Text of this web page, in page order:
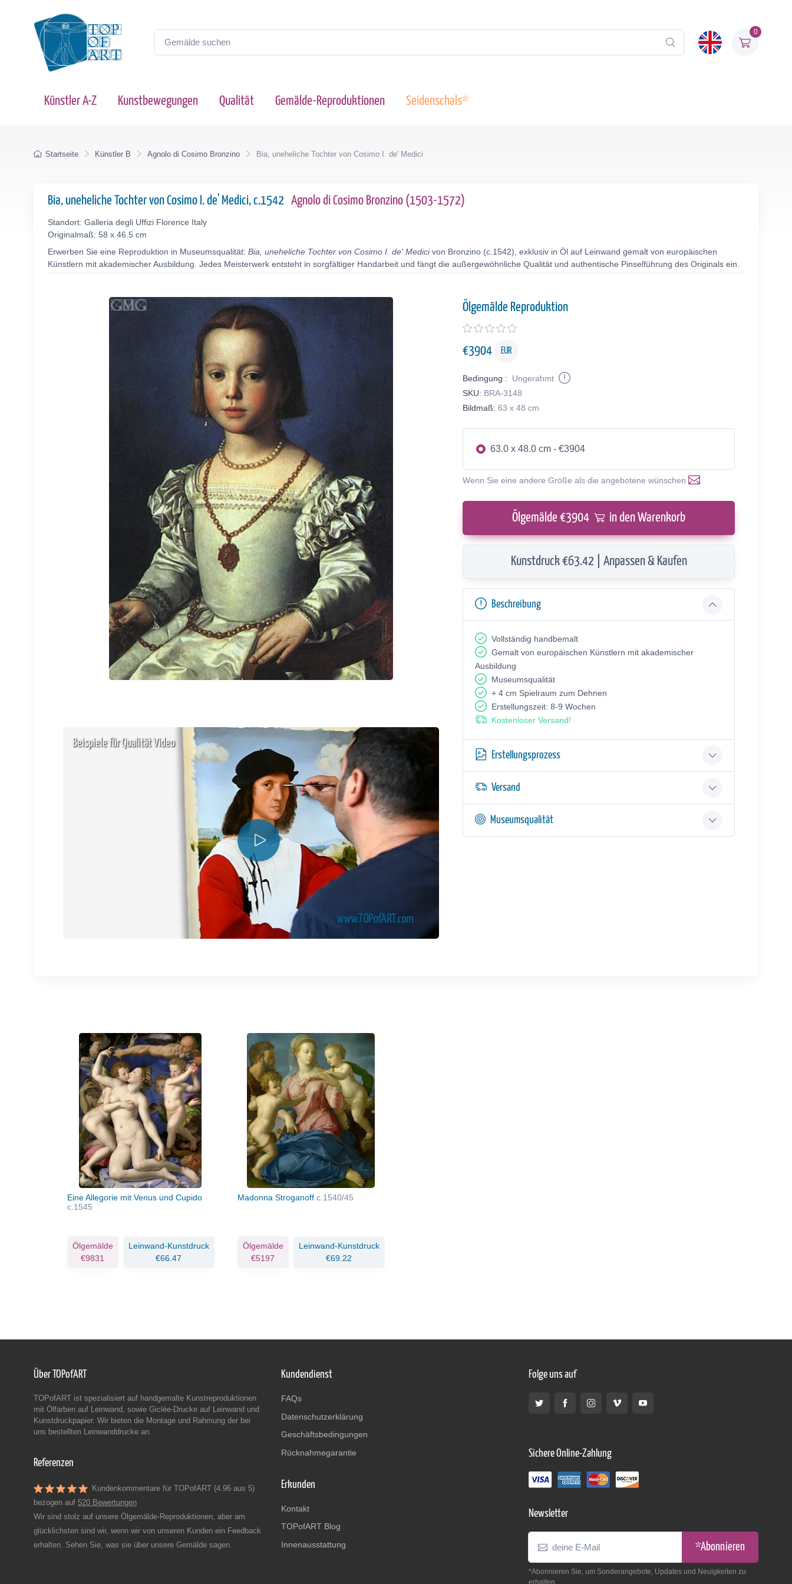
0
Künstler A-Z Kunstbewegungen Qualität Gemälde-Reproduktionen Seidenschals*
Startseite Künstler B Agnolo di Cosimo Bronzino Bia, uneheliche Tochter von Cosimo I. de' Medici
Bia, uneheliche Tochter von Cosimo I. de' Medici, c.1542 Agnolo di Cosimo Bronzino (1503-1572)
Standort: Galleria degli Uffizi Florence Italy
Originalmaß: 58 x 46.5 cm
Erwerben Sie eine Reproduktion in Museumsqualität: Bia, uneheliche Tochter von Cosimo I. de' Medicivon Bronzino (c.1542), exklusiv in Öl auf Leinwand gemalt von europäischen
Künstlern mit akademischer Ausbildung. Jedes Meisterwerk entsteht in sorgfältiger Handarbeit und fängt die außergewöhnliche Qualität und authentische Pinselführung des Originals ein.
Beispiele für Qualität Video
Ölgemälde Reproduktion
€3904 EUR
Bedingung :
Ungerahmt
SKU: BRA-3148
Bildmaß: 63 x 48 cm
63.0 x 48.0 cm - €3904
Wenn Sie eine andere Größe als die angebotene wünschen
Ölgemälde €3904 in den Warenkorb
Kunstdruck €63.42 | Anpassen & Kaufen
Beschreibung
Vollständig handbemalt
Gemalt von europäischen Künstlern mit akademischer
Ausbildung
Museumsqualität
+ 4 cm Spielraum zum Dehnen
Erstellungszeit: 8-9 Wochen
Kostenloser Versand!
Erstellungsprozess
Versand
Museumsqualität
Eine Allegorie mit Venus und Cupido
c.1545
Ölgemälde
€9831
Leinwand-Kunstdruck
€66.47
Madonna Stroganoff c.1540/45
Ölgemälde
€5197
Leinwand-Kunstdruck
€69.22
Über TOPofART
TOPofART ist spezialisiert auf handgemalte Kunstreproduktionen
mit Ölfarben auf Leinwand, sowie Giclée-Drucke auf Leinwand und
Kunstdruckpapier. Wir bieten die Montage und Rahmung der bei
uns bestellten Leinwanddrucke an.
Referenzen
Kundenkommentare für TOPofART (4.96 aus 5)
bezogen auf 520 Bewertungen
Wir sind stolz auf unsere Ölgemälde-Reproduktionen, aber am
glücklichsten sind wir, wenn wir von unseren Kunden ein Feedback
erhalten. Sehen Sie, was sie über unsere Gemälde sagen.
Kundendienst
FAQs
Datenschutzerklärung
Geschäftsbedingungen
Rücknahmegarantie
Erkunden
Kontakt
TOPofART Blog
Innenausstattung
Folge uns auf
Sichere Online-Zahlung
Newsletter
*Abonnieren
*Abonnieren Sie, um Sonderangebote, Updates und Neuigkeiten zu
erhalten.